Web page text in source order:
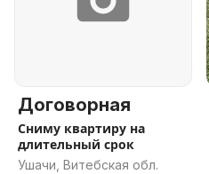
Договорная
Сниму квартиру на
длительный срок
Ушачи, Витебская обл.